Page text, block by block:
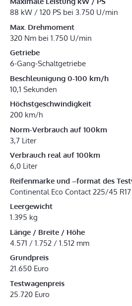
88 kW / 120 PS bei 3.750 U/min
Max. Drehmoment
320 Nm bei 1.750 U/min
Getriebe
6-Gang-Schaltgetriebe
Beschleunigung 0-100 km/h
10,1 Sekunden
Höchstgeschwindigkeit
200 km/h
Norm-Verbrauch auf 100km
3,7 Liter
Verbrauch real auf 100km
6,0 Liter
Reifenmarke und –format des
Continental Eco Contact 225/45 R17
Leergewicht
1.395 kg
Länge / Breite / Höhe
4.571 / 1.752 / 1.512 mm
Grundpreis
21.650 Euro
Testwagenpreis
25.720 Euro